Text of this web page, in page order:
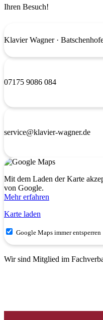
Ihren Besuch!
Klavier Wagner·
07175 9086 084
service@klavier-wagner.de
Mit dem Laden der Karte
von Google.
Mehr erfahren
Karte laden
Google Maps immer entsperren
Wir sind Mitglied im